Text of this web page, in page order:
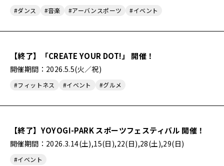
#ダンス #音楽 #アーバンスポーツ #イベント
【終了】「CREATE YOUR DOT!」 開催！
開催期間：2026.5.5(火／祝)
#フィットネス #イベント #グルメ
【終了】YOYOGI-PARK スポーツフェスティバル 開催！
開催期間：2026.3.14(土),15(日),22(日),28(土),29(日)
#イベント